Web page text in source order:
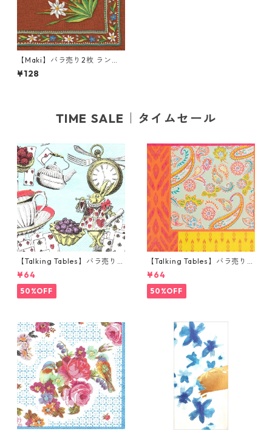
【Maki】バラ売り2枚 ランチ
サイズ ペーパーナプキン Szar
otka Mountain Embroidery
¥128
TIME SALE｜タイムセール
【Talking Tables】バラ売り1
枚 カクテルサイズ ペーパーナ
プキン Alice in Wonderland
ブルー
¥64
50%OFF
【Talking Tables】バラ売り1
枚 ランチサイズ ペーパーナプ
キン Paisley Print Boho オレ
ンジ
¥64
50%OFF